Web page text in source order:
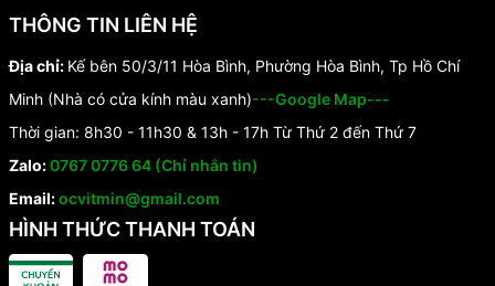
THÔNG TIN LIÊN HỆ
Địa chỉ: Kế bên 50/3/11 Hòa Bình, Phường Hòa Bình, Tp Hồ Chí
Minh (Nhà có cửa kính màu xanh)---Google Map---
Thời gian: 8h30 - 11h30 & 13h - 17h Từ Thứ 2 đến Thứ 7
Zalo:0767 0776 64 (Chỉ nhắn tin)
Email:ocvitmin@gmail.com
HÌNH THỨC THANH TOÁN